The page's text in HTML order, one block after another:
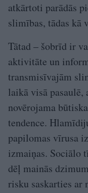
atkārtoti parādās
slimības, tādas kā
Tātad – šobrīd ir
aktivitāte un
transmisīvajām
laikā visā
novērojama
tendence.
papilomas vīrusa
izmaiņas. Sociālo
dēļ mainās
risku saskarties ar